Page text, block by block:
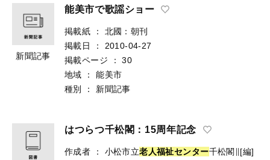
新聞記事
能美市で歌謡ショー
掲載紙 ：
北國：朝刊
掲載日
：
2010-04-27
掲載ページ
：
30
地域
：
能美市
種別
： 新聞記事
はつらつ千松閣：15周年記念
作成者 ： 小松市立老 人福祉センター千松閣∥[編]